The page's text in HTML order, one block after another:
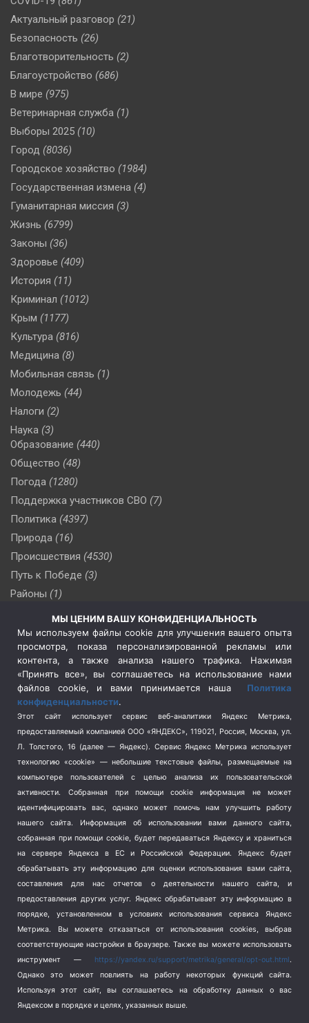
Актуальный разговор (21)
Безопасность (26)
Благотворительность (2)
Благоустройство (686)
В мире (975)
Ветеринарная служба (1)
Выборы 2025 (10)
Город (8036)
Городское хозяйство (1984)
Государственная измена (4)
Гуманитарная миссия (3)
Жизнь (6799)
Законы (36)
Здоровье (409)
История (11)
Криминал (1012)
Крым (1177)
Культура (816)
Медицина (8)
Мобильная связь (1)
Молодежь (44)
Налоги (2)
Наука (3)
Образование (440)
Общество (48)
Погода (1280)
Поддержка участников СВО (7)
Политика (4397)
Природа (16)
Происшествия (4530)
Путь к Победе (3)
Районы (1)
(510)
Сельское хозяйство (3)
Социальная политика
(3)
Спецоперация в Украине
Спецоперация на Украине
(404)
Спорт (740)
Терроризм (1)
Транспорт (262)
Туризм (178)
Школа и спорт (2)
Экология (8)
Экономика (1172)
МЫ ЦЕНИМ ВАШУ КОНФИДЕНЦИАЛЬНОСТЬ
Мы используем файлы cookie для улучшения вашего опыта
просмотра, показа персонализированной рекламы или
контента, а также анализа нашего трафика. Нажимая
«Принять все», вы соглашаетесь на использование нами
файлов cookie, и вами принимается наша Политика
конфиденциальности.
Этот сайт использует сервис веб-аналитики Яндекс Метрика,
предоставляемый компанией ООО «ЯНДЕКС», 119021, Россия, Москва, ул.
Л. Толстого, 16 (далее — Яндекс). Сервис Яндекс Метрика использует
технологию «cookie» — небольшие текстовые файлы, размещаемые на
компьютере пользователей с целью анализа их пользовательской
активности.
Собранная при помощи cookie информация не может
идентифицировать вас, однако может помочь нам улучшить работу
нашего сайта. Информация об использовании вами данного сайта,
собранная при помощи cookie, будет передаваться Яндексу и храниться
на сервере Яндекса в ЕС и Российской Федерации. Яндекс будет
обрабатывать эту информацию для оценки использования вами сайта,
составления для нас отчетов о деятельности нашего сайта, и
предоставления других услуг. Яндекс обрабатывает эту информацию в
порядке, установленном в условиях использования сервиса Яндекс
Метрика.
Вы можете отказаться от использования cookies, выбрав
соответствующие настройки в браузере. Также вы можете использовать
инструмент — https://yandex.ru/support/metrika/general/opt-out.html.
Однако это может повлиять на работу некоторых функций сайта.
Используя этот сайт, вы соглашаетесь на обработку данных о вас
Яндексом в порядке и целях, указанных выше.